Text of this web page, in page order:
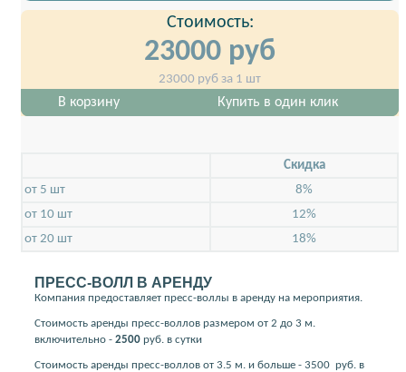
Стоимость:
23000 руб
23000 руб за 1 шт
В корзину Купить в один клик
Скидкa
от 5 шт
8%
от 10 шт
12%
от 20 шт
18%
ПРЕСС-ВОЛЛ В АРЕНДУ
Компания предоставляет пресс-воллы в аренду на мероприятия.
Стоимость аренды пресс-воллов размером от 2 до 3 м.
включительно - 2500 руб. в сутки
Стоимость аренды пресс-воллов от 3.5 м. и больше - 3500 руб. в